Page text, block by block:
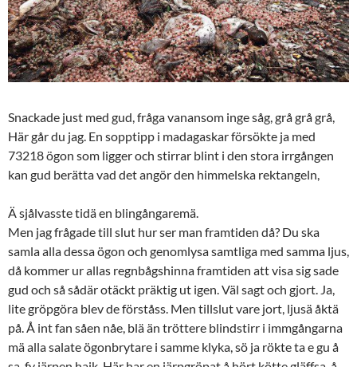
Snackade just med gud, fråga vanansom inge såg, grå grå grå,
Här går du jag. En sopptipp i madagaskar försökte ja med
73218 ögon som ligger och stirrar blint i den stora irrgången
kan gud berätta vad det angör den himmelska rektangeln,
Ä sjålvasste tidä en blingångaremä.
Men jag frågade till slut hur ser man framtiden då? Du ska
samla alla dessa ögon och genomlysa samtliga med samma ljus,
då kommer ur allas regnbågshinna framtiden att visa sig sade
gud och så sådär otäckt präktig ut igen. Väl sagt och gjort. Ja,
lite gröpgöra blev de förståss. Men tillslut vare jort, ljusä åktä
på. Å int fan såen nåe, blä än tröttere blindstirr i immgångarna
mä alla salate ögonbrytare i samme klyka, sö ja rökte ta e gu å